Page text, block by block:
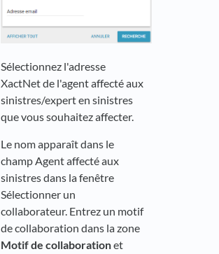
Sélectionnez l'adresse
XactNet de l'agent affecté aux
sinistres/expert en sinistres
que vous souhaitez affecter.
Le nom apparaît dans le
champ Agent affecté aux
sinistres dans la fenêtre
Sélectionner un
collaborateur. Entrez un motif
de collaboration dans la zone
Motif de collaborationet